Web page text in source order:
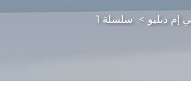
إم دبليو > سلسلة 1